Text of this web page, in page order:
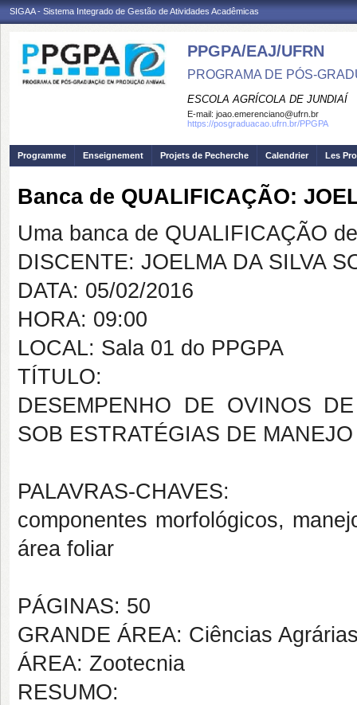
SIGAA - Sistema Integrado de Gestão de Atividades Acadêmicas
PPGPA/EAJ/UFRN
PROGRAMA DE PÓS-
ESCOLA AGRÍCOLA DE JUNDIAÍ
E-mail: joao.emerenciano@ufrn.br
https://posgraduacao.ufrn.br/PPGPA
Programme Enseignement Projets de Pecherche Calendrier Les
Banca de QUALIFICAÇÃO:
Uma banca de QUALIFICAÇÃO
DISCENTE: JOELMA DA SILVA
DATA: 05/02/2016
HORA: 09:00
LOCAL: Sala 01 do PPGPA
TÍTULO:
DESEMPENHO DE OVINOS
SOB ESTRATÉGIAS DE
PALAVRAS-CHAVES:
componentes morfológicos,
área foliar
PÁGINAS: 50
GRANDE ÁREA: Ciências
ÁREA: Zootecnia
RESUMO: